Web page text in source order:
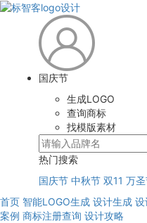
国庆节
生成LOGO
查询商标
找模版素材
热门搜索
国庆节 中秋节 双11 万
首页 智能LOGO生成 设计生成 设
案例 商标注册查询 设计攻略